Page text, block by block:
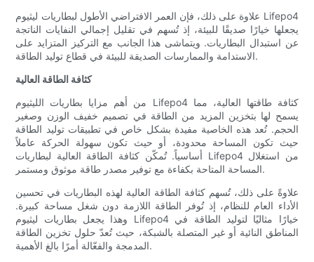
علاوة على ذلك، فإن العمر الافتراضي الأطول لبطاريات ليثيوم Lifepo4
يجعلها خيارًا صديقًا للبيئة، إذ تُسهم في تقليل إجمالي النفايات الناتجة
عن استبدال البطاريات. ويتماشى هذا الجانب مع التركيز المتزايد على
الاستدامة والممارسات الصديقة للبيئة في قطاع توليد الطاقة.
كثافة الطاقة العالية
من أهم مزايا بطاريات الليثيوم Lifepo4 كثافة طاقتها العالية، مما
يسمح لها بتخزين المزيد من الطاقة في تصميم خفيف الوزن وصغير
الحجم. تُعد هذه الخاصية مفيدة بشكل خاص في تطبيقات توليد الطاقة
حيث تكون المساحة محدودة، أو حيث تكون سهولة الحركة عاملاً
أساسياً. تُمكّن كثافة الطاقة العالية لبطاريات Lifepo4 من استغلال
المساحة المتاحة بكفاءة مع توفير مصدر طاقة موثوق ومستمر.
علاوةً على ذلك، تُسهم كثافة الطاقة العالية لهذه البطاريات في تحسين
الأداء العام للنظام، إذ تُوفر الطاقة اللازمة دون شغل مساحة كبيرة.
وهذا يجعل بطاريات ليثيوم Lifepo4 خيارًا مثاليًا لتوليد الطاقة في
المناطق النائية أو غير المتصلة بالشبكة، حيث تُعدّ حلول تخزين الطاقة
المدمجة والفعّالة أمرًا بالغ الأهمية.